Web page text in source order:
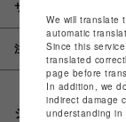
サイズ
注意事項
シェアする
We will translate
automatic
Since this
translated
page before
In addition, we
indirect damage
understanding in